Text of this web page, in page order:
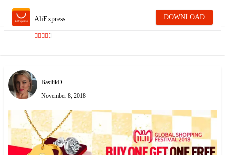
AliExpress DOWNLOAD
BasilikD
November 8, 2018